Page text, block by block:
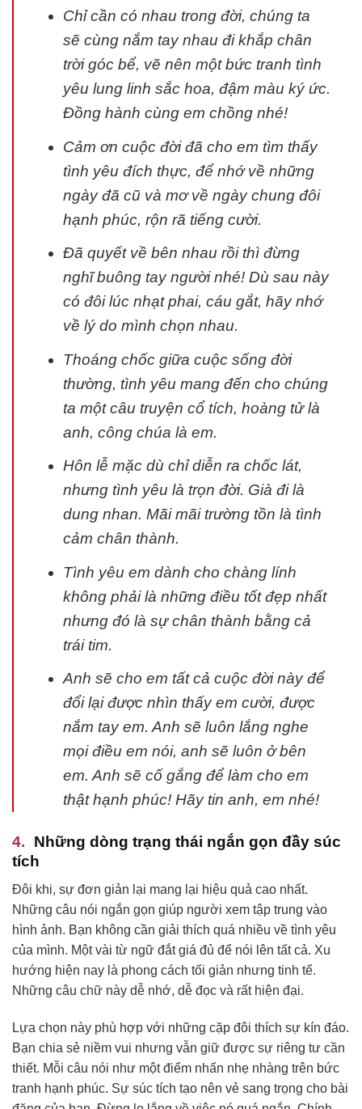
Chỉ cần có nhau trong đời, chúng ta
sẽ cùng nắm tay nhau đi khắp chân
trời góc bể, vẽ nên một bức tranh tình
yêu lung linh sắc hoa, đậm màu ký ức.
Đồng hành cùng em chồng nhé!
Cảm ơn cuộc đời đã cho em tìm thấy
tình yêu đích thực, để nhớ về những
ngày đã cũ và mơ về ngày chung đôi
hạnh phúc, rộn rã tiếng cười.
Đã quyết về bên nhau rồi thì đừng
nghĩ buông tay người nhé! Dù sau này
có đôi lúc nhạt phai, cáu gắt, hãy nhớ
về lý do mình chọn nhau.
Thoáng chốc giữa cuộc sống đời
thường, tình yêu mang đến cho chúng
ta một câu truyện cổ tích, hoàng tử là
anh, công chúa là em.
Hôn lễ mặc dù chỉ diễn ra chốc lát,
nhưng tình yêu là trọn đời. Già đi là
dung nhan. Mãi mãi trường tồn là tình
cảm chân thành.
Tình yêu em dành cho chàng lính
không phải là những điều tốt đẹp nhất
nhưng đó là sự chân thành bằng cả
trái tim.
Anh sẽ cho em tất cả cuộc đời này để
đổi lại được nhìn thấy em cười, được
nắm tay em. Anh sẽ luôn lắng nghe
mọi điều em nói, anh sẽ luôn ở bên
em. Anh sẽ cố gắng để làm cho em
thật hạnh phúc! Hãy tin anh, em nhé!
Những dòng trạng thái ngắn gọn đầy súc
tích
Đôi khi, sự đơn giản lại mang lại hiệu quả cao nhất.
Những câu nói ngắn gọn giúp người xem tập trung vào
hình ảnh. Bạn không cần giải thích quá nhiều về tình yêu
của mình. Một vài từ ngữ đắt giá đủ để nói lên tất cả. Xu
hướng hiện nay là phong cách tối giản nhưng tinh tế.
Những câu chữ này dễ nhớ, dễ đọc và rất hiện đại.
Lựa chọn này phù hợp với những cặp đôi thích sự kín đáo.
Bạn chia sẻ niềm vui nhưng vẫn giữ được sự riêng tư cần
thiết. Mỗi câu nói như một điểm nhấn nhẹ nhàng trên bức
tranh hạnh phúc. Sự súc tích tạo nên vẻ sang trọng cho bài